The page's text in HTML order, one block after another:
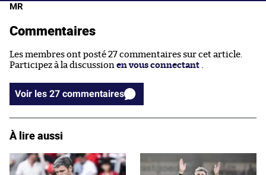
MR
Commentaires
Les membres ont posté 27 commentaires sur cet article.
Participez à la discussion en vous connectant
Voir les 27 commentaires
À lire aussi